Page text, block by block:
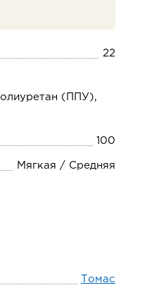
22
(ППУ),
100
Мягкая / Средняя
Томас